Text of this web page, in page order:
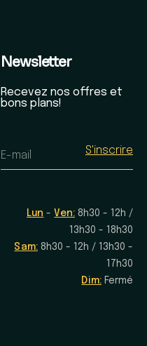
Newsletter
Recevez nos offres et
bons plans!
E-mail
Lun - Ven: 8h30 - 12h /
13h30 - 18h30
Sam: 8h30 - 12h / 13h30 -
17h30
Dim: Fermé